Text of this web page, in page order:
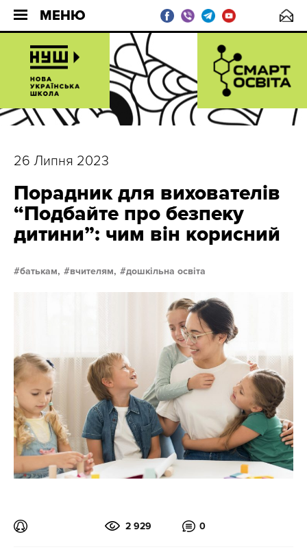
МЕНЮ
26 Липня 2023
Порадник для вихователів
“Подбайте про безпеку
дитини”: чим він корисний
батькам, вчителям, дошкільна освіта
2 929 0